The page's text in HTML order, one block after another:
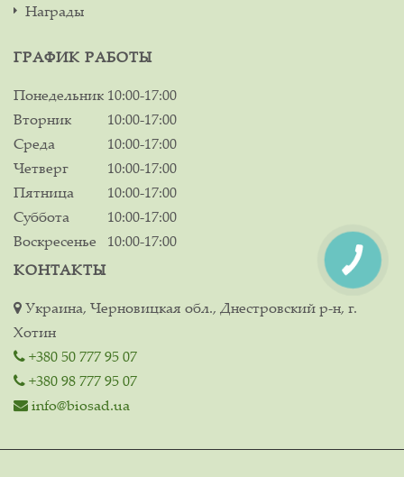
Награды
ГРАФИК РАБОТЫ
Понедельник 10:00-17:00
Вторник
10:00-17:00
Среда
10:00-17:00
Четверг
10:00-17:00
Пятница
10:00-17:00
Суббота
10:00-17:00
Воскресенье
10:00-17:00
КОНТАКТЫ
Украина, Черновицкая обл., Днестровский р-н, г.
Хотин
+380 50 777 95 07
+380 98 777 95 07
info@biosad.ua